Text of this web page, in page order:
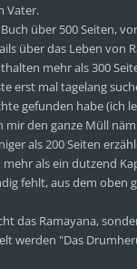
Vater.
über 500 Seiten,
über das Leben von
mehr als 300
erst mal tagelang
gefunden habe (ich
mir den ganze Müll
als 200 Seiten
als ein dutzend
fehlt, aus dem oben
das Ramayana,
werden "Das